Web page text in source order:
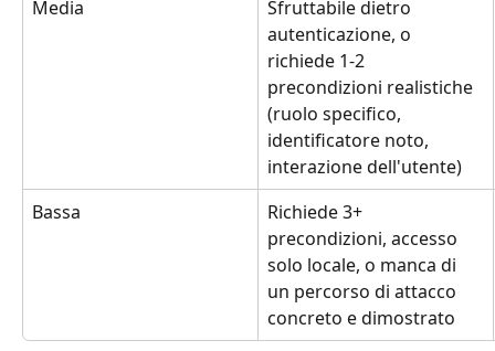
Media
Sfruttabile dietro
autenticazione, o
richiede 1-2
precondizioni realistiche
(ruolo specifico,
identificatore noto,
interazione dell'utente)
Bassa
Richiede 3+
precondizioni, accesso
solo locale, o manca di
un percorso di attacco
concreto e dimostrato